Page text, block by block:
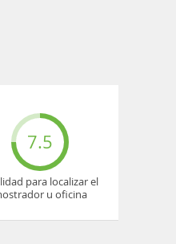
7.5
para localizar el
u oficina